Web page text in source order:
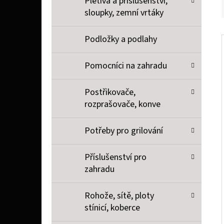
sloupky, zemní vrtáky
Podložky a podlahy
Pomocníci na zahradu
Postřikovače,
rozprašovače, konve
Potřeby pro grilování
Příslušenství pro
zahradu
Rohože, sítě, ploty
stínicí, koberce